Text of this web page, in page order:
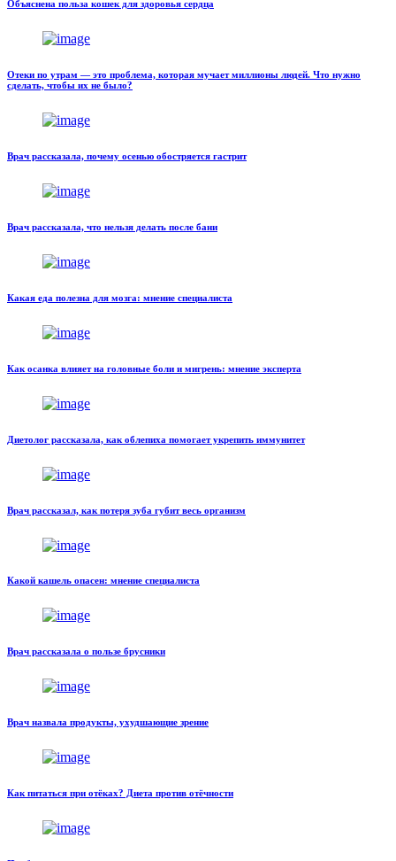
Объяснена польза кошек для здоровья сердца
Отеки по утрам — это проблема, которая мучает миллионы людей. Что нужно
сделать, чтобы их не было?
Врач рассказала, почему осенью обостряется гастрит
Врач рассказала, что нельзя делать после бани
Какая еда полезна для мозга: мнение специалиста
Как осанка влияет на головные боли и мигрень: мнение эксперта
Диетолог рассказала, как облепиха помогает укрепить иммунитет
Врач рассказал, как потеря зуба губит весь организм
Какой кашель опасен: мнение специалиста
Врач рассказала о пользе брусники
Врач назвала продукты, ухудшающие зрение
Как питаться при отёках? Диета против отёчности